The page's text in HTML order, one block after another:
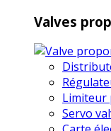
Valves
Servo